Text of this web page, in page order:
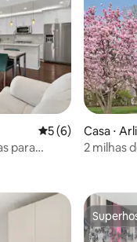
5 de uma
5 (6)
para
Casa ⋅
2 milhas